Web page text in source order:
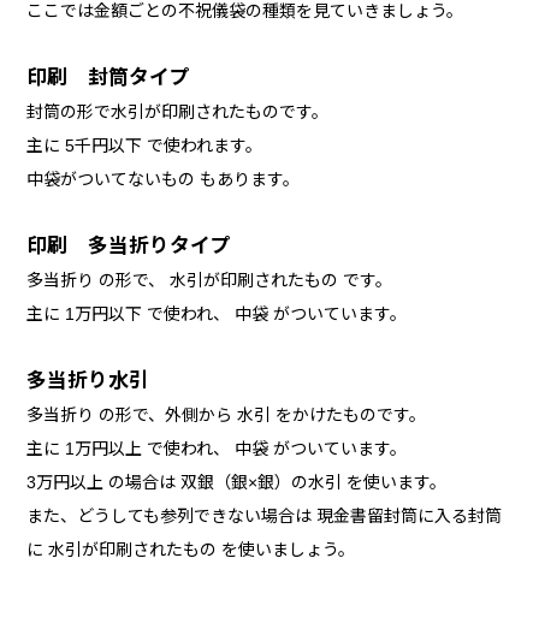
ここでは金額ごとの不祝儀袋の種類を見ていきましょう。
印刷 封筒タイプ
封筒の形で水引が印刷されたものです。
主に 5千円以下 で使われます。
中袋がついてないもの もあります。
印刷 多当折りタイプ
多当折り の形で、 水引が印刷されたもの です。
主に 1万円以下 で使われ、 中袋 がついています。
多当折り水引
多当折り の形で、外側から 水引 をかけたものです。
主に 1万円以上 で使われ、 中袋 がついています。
3万円以上 の場合は 双銀（銀×銀）の水引 を使います。
また、どうしても参列できない場合は 現金書留封筒に入る封筒
に 水引が印刷されたもの を使いましょう。